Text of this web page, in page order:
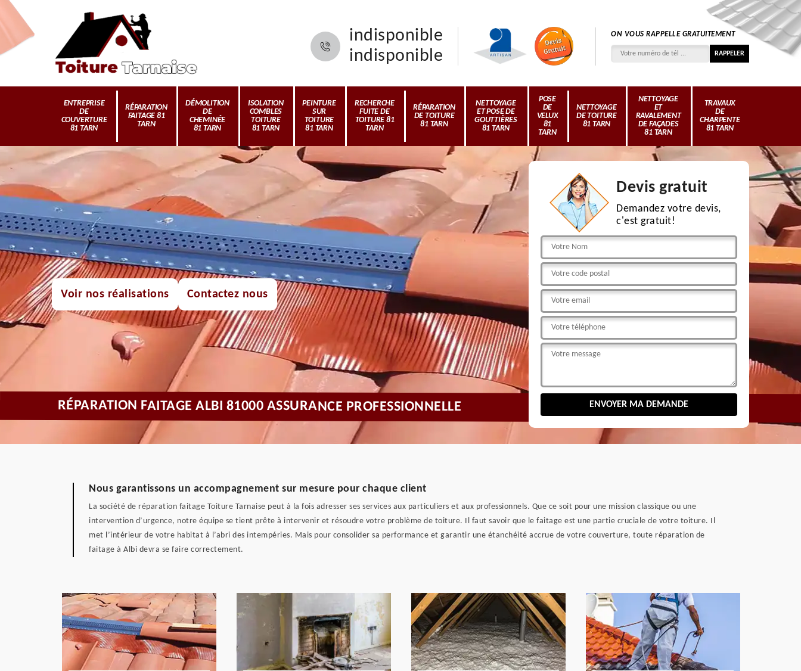
indisponible
indisponible
ON VOUS RAPPELLE GRATUITEMENT
ENTREPRISE
DE
COUVERTURE
81 TARN
RÉPARATION
FAITAGE 81
TARN
DÉMOLITION
DE
CHEMINÉE
81 TARN
ISOLATION
COMBLES
TOITURE
81 TARN
PEINTURE
SUR
TOITURE
81 TARN
RECHERCHE
FUITE DE
TOITURE 81
TARN
RÉPARATION
DE TOITURE
81 TARN
NETTOYAGE
ET POSE DE
GOUTTIÈRES
81 TARN
POSE
DE
VELUX
81
TARN
NETTOYAGE
DE TOITURE
81 TARN
NETTOYAGE
ET
RAVALEMENT
DE FAÇADES
81 TARN
TRAVAUX
DE
CHARPENTE
81 TARN
Voir nos réalisations Contactez nous
Devis gratuit
Demandez votre devis,
c'est gratuit!
RÉPARATION FAITAGE ALBI 81000 ASSURANCE PROFESSIONNELLE
Nous garantissons un accompagnement sur mesure pour chaque client
La société de réparation faitage Toiture Tarnaise peut à la fois adresser ses services aux particuliers et aux professionnels. Que ce soit pour une mission classique ou une
intervention d’urgence, notre équipe se tient prête à intervenir et résoudre votre problème de toiture. Il faut savoir que le faitage est une partie cruciale de votre toiture. Il
met l’intérieur de votre habitat à l’abri des intempéries. Mais pour consolider sa performance et garantir une étanchéité accrue de votre couverture, toute réparation de
faitage à Albi devra se faire correctement.